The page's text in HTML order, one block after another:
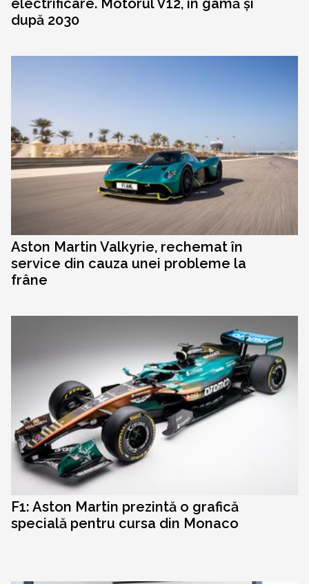
electrificare. Motorul V12, în gamă și
după 2030
Aston Martin Valkyrie, rechemat în
service din cauza unei probleme la
frâne
F1: Aston Martin prezintă o grafică
specială pentru cursa din Monaco